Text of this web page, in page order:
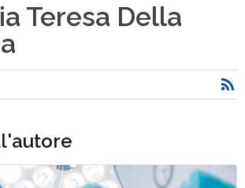
Teresa Della